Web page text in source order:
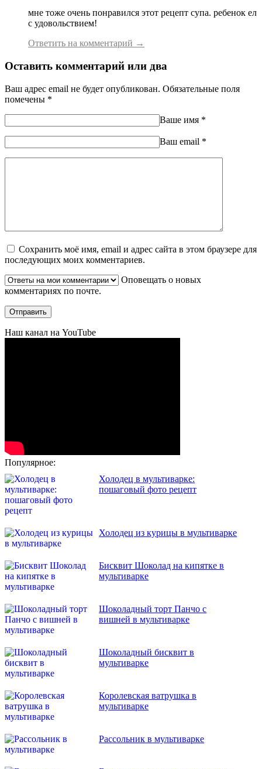
мне тоже очень понравился этот рецепт супа. ребенок ел
с удовольствием!
Ответить на комментарий →
Оставить комментарий или два
Ваш адрес email не будет опубликован. Обязательные поля
помечены *
Ваше имя *
Ваш еmail *
Сохранить моё имя, email и адрес сайта в этом браузере для
последующих моих комментариев.
Оповещать о новых
комментариях по почте.
Наш канал на YouTube
Популярное:
Холодец в мультиварке:
пошаговый фото рецепт
Холодец из курицы в мультиварке
Бисквит Шоколад на кипятке в
мультиварке
Шоколадный торт Панчо с
вишней в мультиварке
Шоколадный бисквит в
мультиварке
Королевская ватрушка в
мультиварке
Рассольник в мультиварке